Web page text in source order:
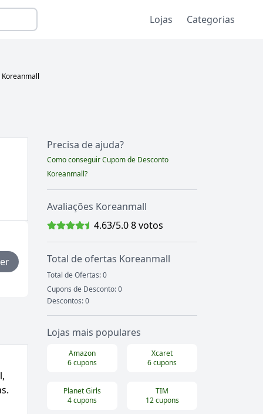
Lojas Categorias
Koreanmall
,
Precisa de ajuda?
Como conseguir Cupom de Desconto
Koreanmall?
Avaliações Koreanmall
4.63/5.08votos
Total de ofertas Koreanmall
Total de Ofertas:0
Cupons de Desconto:0
Descontos:0
Lojas mais populares
Amazon
6cupons
Xcaret
6cupons
Planet Girls
4cupons
TIM
12cupons